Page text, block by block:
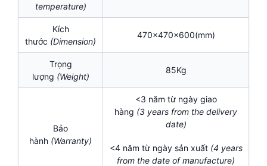
temperature)
Kích
thước (Dimension)
470x470x600(mm)
Trọng
lượng (Weight)
85Kg
Bảo
hành (Warranty)
<3 năm từ ngày giao
hàng (3 years from the delivery
date)
<4 năm từ ngày sản xuất (4 years
from the date of manufacture)